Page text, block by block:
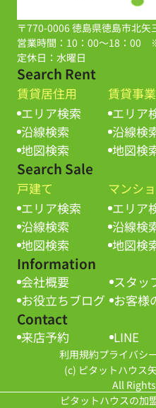
〒770-0006 徳島県徳島市北矢
営業時間：10：00～18：00
定休日：水曜日
Search Rent
賃貸居住用
エリア検索
沿線検索
地図検索
賃貸事
エリア
沿線検
地図検
Search Sale
戸建て
エリア検索
沿線検索
地図検索
マンシ
エリア
沿線検
地図検
Information
会社概要 スタッ
お役立ちブログ お客様
Contact
来店予約 LINE
利用規約プライバシ
(c) ピタットハウス
All
ピタットハウスの加